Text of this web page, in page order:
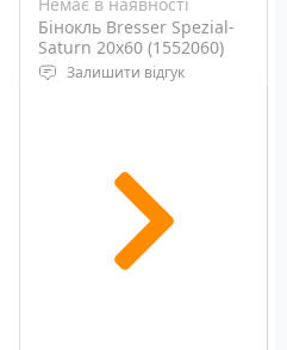
Бінокль Bresser Spezial-
Saturn 20x60 (1552060)
Залишити відгук
Кут огляду: 3 °
Вага: 1.14 кг